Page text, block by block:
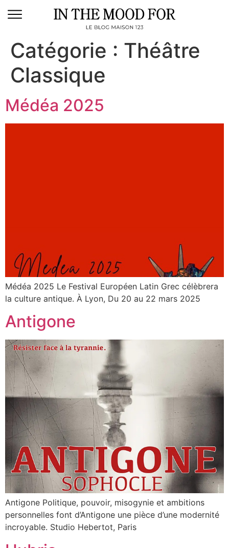
Catégorie : Théâtre
Classique
Médéa 2025
Médéa 2025 Le Festival Européen Latin Grec célèbrera
la culture antique​. À Lyon, Du 20 au 22 mars 2025
Antigone
Antigone Politique, pouvoir, misogynie et ambitions
personnelles font d’Antigone une pièce d’une modernité
incroyable.​ Studio Hebertot, Paris